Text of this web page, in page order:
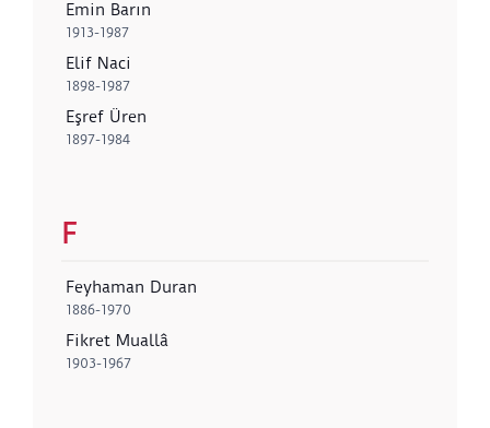
Emin Barın
1913-1987
Elif Naci
1898-1987
Eşref Üren
1897-1984
F
Feyhaman Duran
1886-1970
Fikret Muallâ
1903-1967